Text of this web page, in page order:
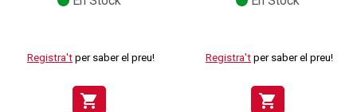
Registra't per saber el preu!
shopping_cart
Registra't per saber el preu!
shopping_cart